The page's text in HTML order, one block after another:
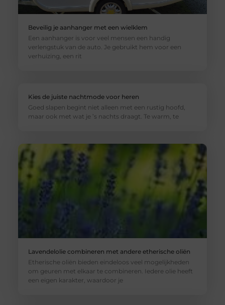
Beveilig je aanhanger met een wielklem
Een aanhanger is voor veel mensen een handig
verlengstuk van de auto. Je gebruikt hem voor een
verhuizing, een rit
Kies de juiste nachtmode voor heren
Goed slapen begint niet alleen met een rustig hoofd,
maar ook met wat je ’s nachts draagt. Te warm, te
Lavendelolie combineren met andere etherische oliën
Etherische oliën bieden eindeloos veel mogelijkheden
om geuren met elkaar te combineren. Iedere olie heeft
een eigen karakter, waardoor je